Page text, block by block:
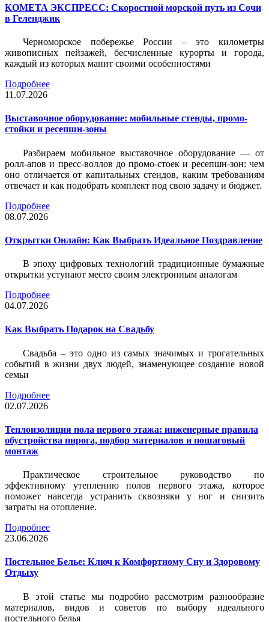
КОМЕТА ЭКСПРЕСС: Скоростной морской путь из Сочи
в Геленджик
Черноморское побережье России – это километры
живописных пейзажей, бесчисленные курорты и города,
каждый из которых манит своими особенностями
Подробнее
11.07.2026
Выставочное оборудование: мобильные стенды, промо-
стойки и ресепшн-зоны
Разбираем мобильное выставочное оборудование — от
ролл-апов и пресс-воллов до промо-стоек и ресепшн-зон: чем
оно отличается от капитальных стендов, каким требованиям
отвечает и как подобрать комплект под свою задачу и бюджет.
Подробнее
08.07.2026
Открытки Онлайн: Как Выбрать Идеальное Поздравление
В эпоху цифровых технологий традиционные бумажные
открытки уступают место своим электронным аналогам
Подробнее
04.07.2026
Как Выбрать Подарок на Свадьбу
Свадьба – это одно из самых значимых и трогательных
событий в жизни двух людей, знаменующее создание новой
семьи
Подробнее
02.07.2026
Теплоизоляция пола первого этажа: инженерные правила
обустройства пирога, подбор материалов и пошаговый
монтаж
Практическое строительное руководство по
эффективному утеплению полов первого этажа, которое
поможет навсегда устранить сквозняки у ног и снизить
затраты на отопление.
Подробнее
23.06.2026
Постельное Белье: Ключ к Комфортному Сну и Здоровому
Отдыху
В этой статье мы подробно рассмотрим разнообразие
материалов, видов и советов по выбору идеального
постельного белья